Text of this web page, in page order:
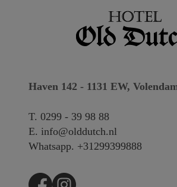
Haven 142 - 1131 EW,
T. 0299 - 39 98 88
E. info@olddutch.nl
Whatsapp. +31299399888